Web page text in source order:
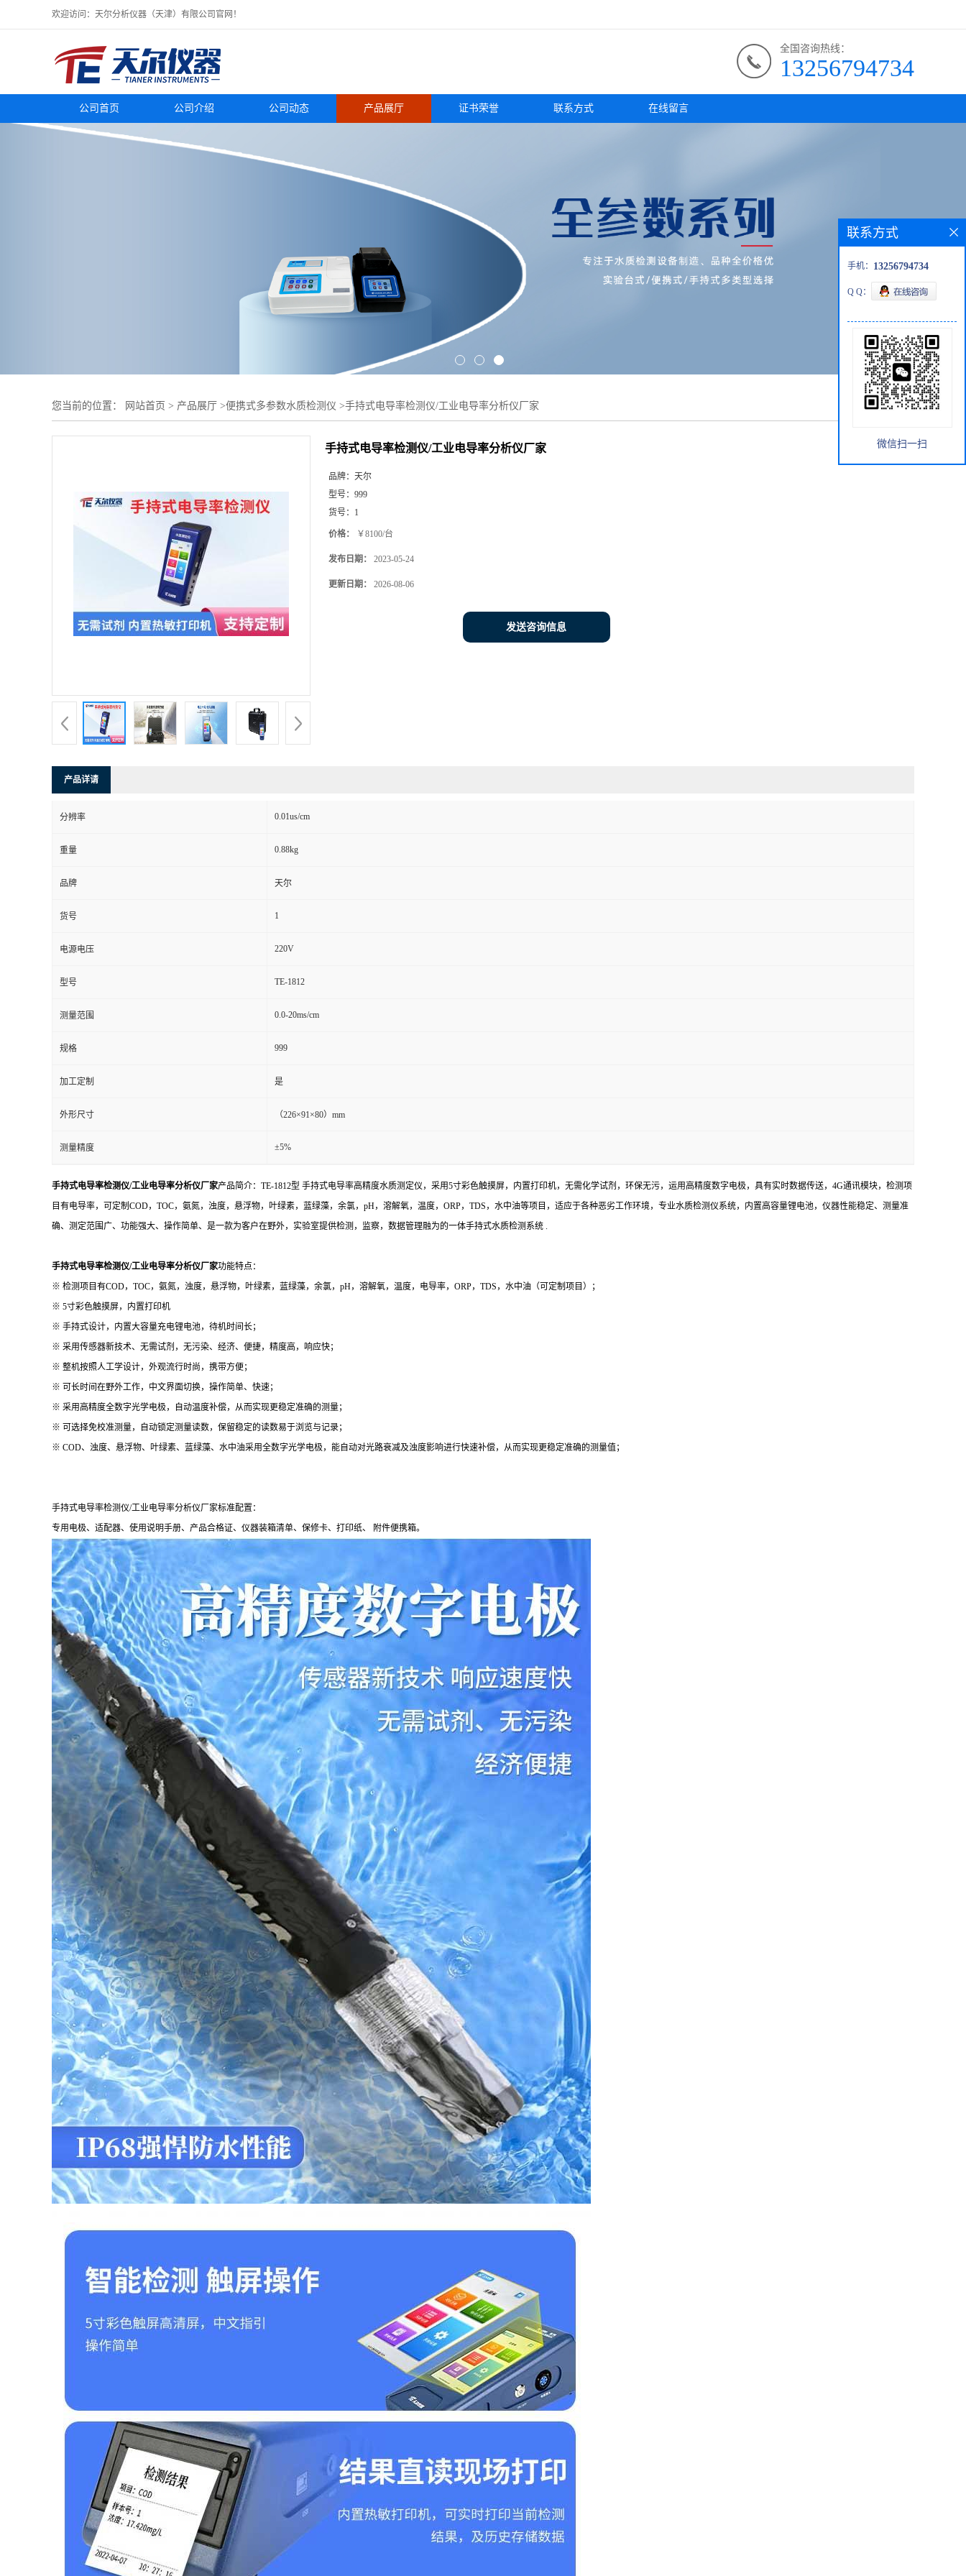
欢迎访问：天尔分析仪器（天津）有限公司官网！
全国咨询热线：
13256794734
公司首页 公司介绍 公司动态 产品展厅 证书荣誉 联系方式 在线留言
您当前的位置： 网站首页 > 产品展厅 >便携式多参数水质检测仪 >手持式电导率检测仪/工业电导率分析仪厂家
手持式电导率检测仪/工业电导率分析仪厂家
品牌： 天尔
型号： 999
货号： 1
价格： ￥8100/台
发布日期： 2023-05-24
更新日期： 2026-08-06
发送咨询信息
产品详请
分辨率 0.01us/cm
重量 0.88kg
品牌 天尔
货号 1
电源电压 220V
型号 TE-1812
测量范围 0.0-20ms/cm
规格 999
加工定制 是
外形尺寸 （226×91×80）mm
测量精度 ±5%
手持式电导率检测仪/工业电导率分析仪厂家产品简介：TE-1812型 手持式电导率高精度水质测定仪，采用5寸彩色触摸屏，内置打印机，无需化学试剂，环保无污，运用高精度数字电极，具有实时数据传送，4G通讯模块，检测项
目有电导率，可定制COD，TOC，氨氮，浊度，悬浮物，叶绿素，蓝绿藻，余氯，pH，溶解氧，温度，ORP，TDS，水中油等项目，适应于各种恶劣工作环境，专业水质检测仪系统，内置高容量锂电池，仪器性能稳定、测量准
确、测定范围广、功能强大、操作简单、是一款为客户在野外，实验室提供检测，监察，数据管理融为的一体手持式水质检测系统 .
手持式电导率检测仪/工业电导率分析仪厂家功能特点：
※ 检测项目有COD，TOC，氨氮，浊度，悬浮物，叶绿素，蓝绿藻，余氯，pH，溶解氧，温度，电导率，ORP，TDS，水中油（可定制项目）；
※ 5寸彩色触摸屏，内置打印机
※ 手持式设计，内置大容量充电锂电池，待机时间长；
※ 采用传感器新技术、无需试剂，无污染、经济、便捷，精度高，响应快；
※ 整机按照人工学设计，外观流行时尚，携带方便；
※ 可长时间在野外工作，中文界面切换，操作简单、快速；
※ 采用高精度全数字光学电极，自动温度补偿，从而实现更稳定准确的测量；
※ 可选择免校准测量，自动锁定测量读数，保留稳定的读数易于浏览与记录；
※ COD、浊度、悬浮物、叶绿素、蓝绿藻、水中油采用全数字光学电极，能自动对光路衰减及浊度影响进行快速补偿，从而实现更稳定准确的测量值；
手持式电导率检测仪/工业电导率分析仪厂家标准配置：
专用电极、适配器、使用说明手册、产品合格证、仪器装箱清单、保修卡、打印纸、 附件便携箱。
联系方式
手机： 13256794734
Q Q：
微信扫一扫